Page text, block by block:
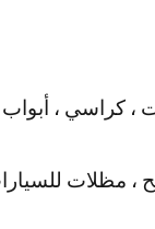
، كراسي ،
، مظلات